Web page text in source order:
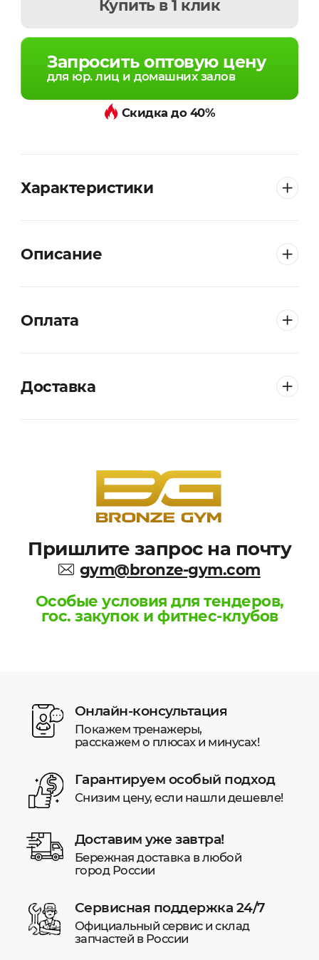
Запросить оптовую цену
для юр. лиц и домашних залов
Скидка до 40%
Купить в 1 клик
Характеристики
Описание
Оплата
Доставка
Пришлите запрос на почту
gym@bronze-gym.com
Особые условия для тендеров,
гос. закупок и фитнес-клубов
Онлайн-консультация
Покажем тренажеры,
расскажем о плюсах и минусах!
Гарантируем особый подход
Снизим цену, если нашли дешевле!
Доставим уже завтра!
Бережная доставка в любой
город России
Сервисная поддержка 24/7
Официальный сервис и склад
запчастей в России